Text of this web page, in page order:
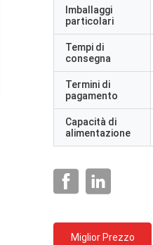
Imballaggi
particolari
Tempi di
consegna
Termini di
pagamento
Capacità di
alimentazione
Miglior Prezzo